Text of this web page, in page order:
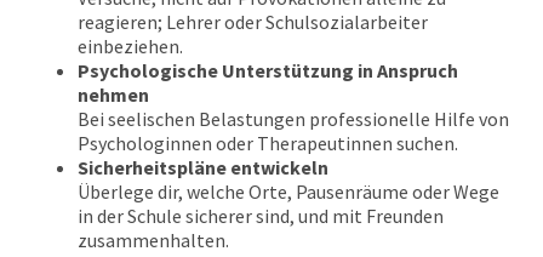
reagieren; Lehrer oder Schulsozialarbeiter
einbeziehen.
Psychologische Unterstützung in Anspruch
nehmen
Bei seelischen Belastungen professionelle Hilfe von
Psychologinnen oder Therapeutinnen suchen.
Sicherheitspläne entwickeln
Überlege dir, welche Orte, Pausenräume oder Wege
in der Schule sicherer sind, und mit Freunden
zusammenhalten.